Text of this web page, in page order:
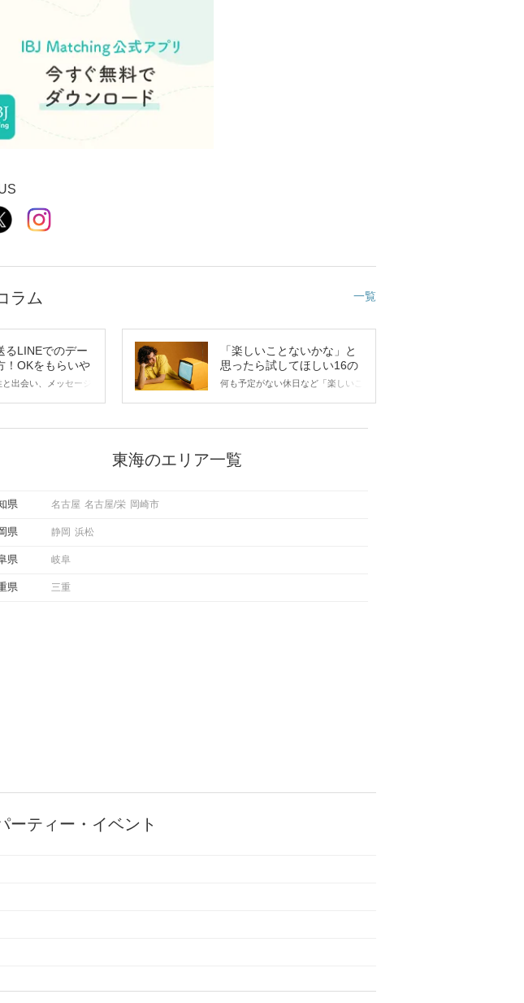
ラム 一覧
るLINEでのデー
！OKをもらいや
ージのコツは？
出会い、メッセージ
ら解説するので、ぜひ
「楽しいことないかな」と
思ったら試してほしい16の
こと
何も予定がない休日など「楽しいこ
になれる対処法から、恋愛・自分磨
き・趣味などジャンル別の楽しいこ
東海のエリア一覧
県 名古屋 名古屋/栄 岡崎市
県 静岡 浜松
県 岐阜
県 三重
ーティー・イベント